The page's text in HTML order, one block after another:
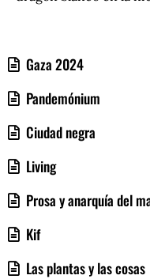
Gaza 2024
Pandemónium
Ciudad negra
Living
Prosa y anarquía del
Kif
Las plantas y las cosas